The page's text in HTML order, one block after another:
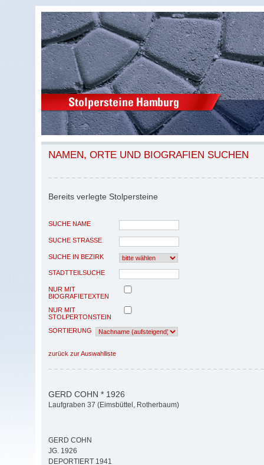
NAMEN, ORTE UND BIOGRAFIEN SUCHEN
Bereits verlegte Stolpersteine
SUCHE NAME
SUCHE STRASSE
SUCHE IN BEZIRK
STADTTEILSUCHE
NUR MIT
BIOGRAFIETEXTEN
NUR MIT
STOLPERTONSTEIN
SORTIERUNG
zurück zur Auswahlliste
GERD COHN * 1926
Laufgraben 37 (Eimsbüttel, Rotherbaum)
GERD COHN
JG. 1926
DEPORTIERT 1941